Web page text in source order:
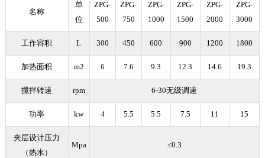
名称
单
位
ZPG-
500
ZPG-
750
ZPG-
1000
ZPG-
1500
ZPG-
2000
ZPG-
3000
工作容积 L 300 450 600 900 1200 1800
加热面积 m2 6 7.6 9.3 12.3 14.6 19.3
搅拌转速 rpm 6-30无级调速
功率 kw 4 5.5 5.5 7.5 11 15
夹层设计压力
（热水）
Mpa ≤0.3